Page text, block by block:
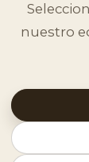
nuestro